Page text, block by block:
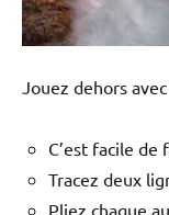
Jouez dehors
C’est facile
Tracez deux
Pliez chaque